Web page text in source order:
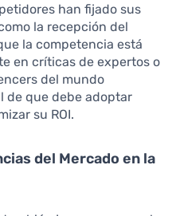
han fijado sus
la recepción del
la competencia está
en críticas de expertos o
del mundo
de que debe adoptar
su ROI.
del Mercado en la